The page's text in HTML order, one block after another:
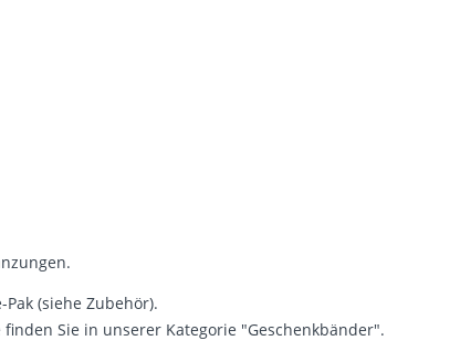
(siehe Zubehör).
Sie in unserer Kategorie "Geschenkbänder".